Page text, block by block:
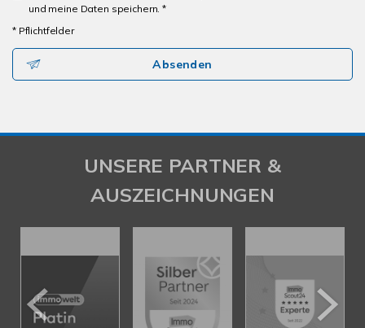
und meine Daten speichern. *
* Pflichtfelder
Absenden
UNSERE PARTNER &
AUSZEICHNUNGEN